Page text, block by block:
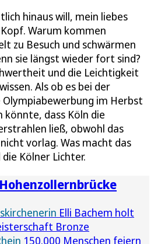
hinaus will, mein liebes
Warum kommen
zu Besuch und schwärmen
sie längst wieder fort sind?
und die Leichtigkeit
Als ob es bei der
Olympiabewerbung im Herbst
könnte, dass Köln die
ließ, obwohl das
vorlag. Was macht das
Kölner Lichter.
Hohenzollernbrücke
Elli Bachem holt
Bronze
150.000 Menschen feiern